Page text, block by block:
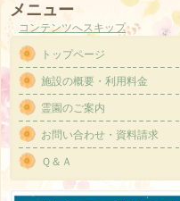
メニュー
コンテンツへスキップ
トップページ
施設の概要・利用料金
霊園のご案内
お問い合わせ・資料請求
Ｑ＆Ａ